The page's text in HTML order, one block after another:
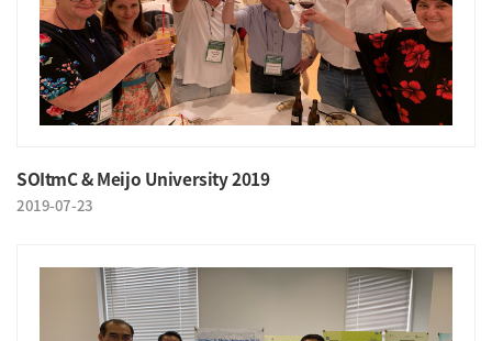
SOItmC & Meijo University 2019
2019-07-23